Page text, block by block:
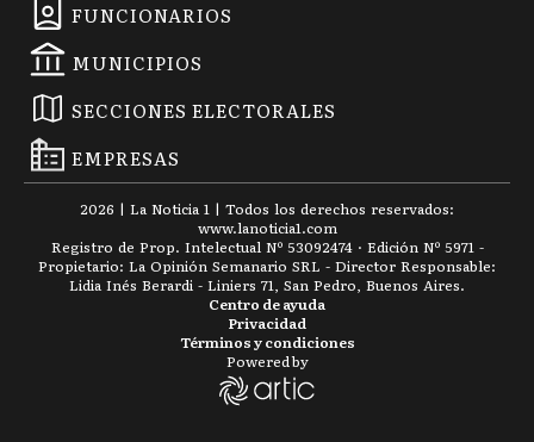
FUNCIONARIOS
MUNICIPIOS
SECCIONES ELECTORALES
EMPRESAS
2026 | La Noticia 1 | Todos los derechos reservados:
www.lanoticia1.com
Registro de Prop. Intelectual Nº 53092474 · Edición Nº 5971 -
Propietario: La Opinión Semanario SRL - Director Responsable:
Lidia Inés Berardi - Liniers 71, San Pedro, Buenos Aires.
Términos y condiciones
Privacidad
Centro de ayuda
Powered by